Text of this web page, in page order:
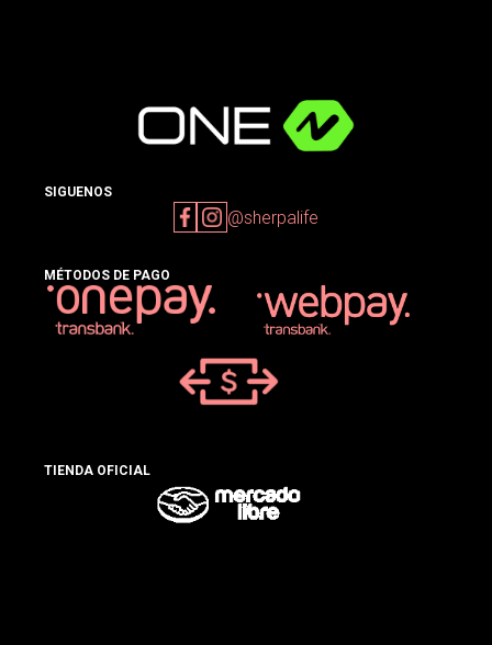
SIGUENOS
@sherpalife
MÉTODOS DE PAGO
TIENDA OFICIAL